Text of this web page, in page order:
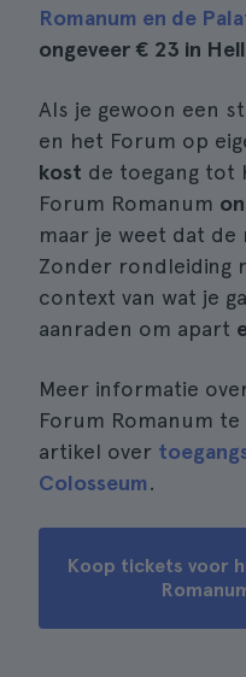
Romanum en de
ongeveer € 23 in
Als je gewoon een
en het Forum op
kost de toegang tot
Forum Romanum
maar je weet dat
Zonder rondleiding
context van wat je
aanraden om apart
Meer informatie
Forum Romanum
artikel over
Colosseum.
Koop tickets voor